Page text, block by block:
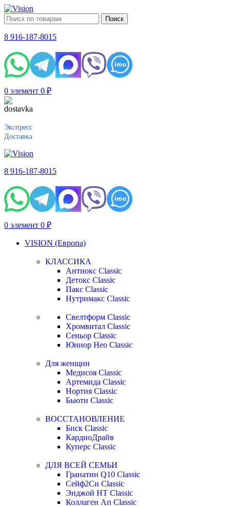
Поиск
8 916-187-8015
0 элемент 0 ₽
Экспресс
Доставка
8 916-187-8015
0 элемент 0 ₽
VISION (Европа)
КЛАССИКА
Антиокс Classic
Детокс Classic
Пакс Classic
Нутримакс Classic
Свелтформ Classic
Хромвитал Classic
Сеньор Classic
Юниор Нео Classic
Для женщин
Медисоя Classic
Артемида Classic
Нортия Classic
Бьюти Classic
ВОССТАНОВЛЕНИЕ
Биск Classic
КардиоДрайв
Куперс Classic
ДЛЯ ВСЕЙ СЕМЬИ
Гранатин Q10 Classic
Сейф2Си Classic
Энджой НТ Classic
Коллаген Ап Classic